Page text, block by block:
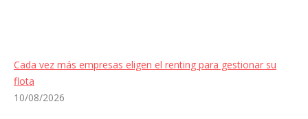
Cada vez más empresas eligen el renting para gestionar su
flota
10/08/2026